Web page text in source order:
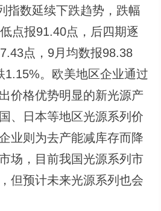
数延续下跌趋势，跌幅
点报91.40点，后四期逐
点，9月均数报98.38
1.15%。欧美地区企业通过
价格优势明显的新光源产
、日本等地区光源系列价
业则为去产能减库存而降
场，目前我国光源系列市
但预计未来光源系列也会